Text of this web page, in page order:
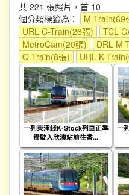
共 221 張照片，首 10
個分類標籤為：
M-Train(69
URL C-Train(28張)
TCL
MetroCam(20張)
DRL M
Q Train(8張)
URL K-
一列東涌綫K-Stock列車正準
備駛入欣澳站前往香...
一